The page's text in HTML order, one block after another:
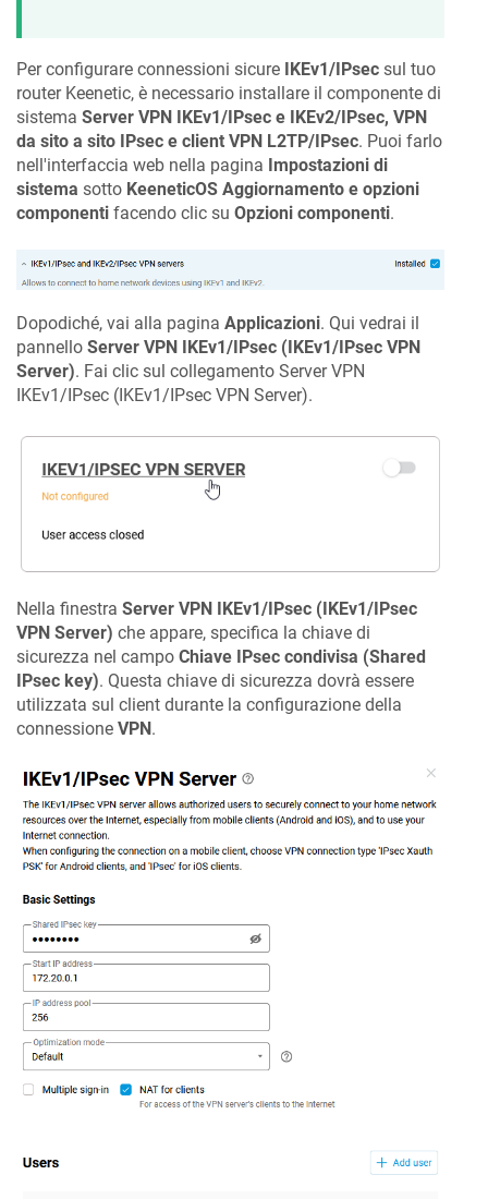
Per configurare connessioni sicure IKEv1/IPsec sul tuo
router Keenetic, è necessario installare il componente di
sistema Server VPN IKEv1/IPsec e IKEv2/IPsec, VPN
da sito a sito IPsec e client VPN L2TP/IPsec. Puoi farlo
nell'interfaccia web nella pagina Impostazioni di
sistema sotto KeeneticOS Aggiornamento e opzioni
componenti facendo clic su Opzioni componenti.
Dopodiché, vai alla pagina Applicazioni. Qui vedrai il
pannello Server VPN IKEv1/IPsec (IKEv1/IPsec VPN
Server). Fai clic sul collegamento Server VPN
IKEv1/IPsec (IKEv1/IPsec VPN Server).
Nella finestra Server VPN IKEv1/IPsec (IKEv1/IPsec
VPN Server) che appare, specifica la chiave di
sicurezza nel campo Chiave IPsec condivisa (Shared
IPsec key). Questa chiave di sicurezza dovrà essere
utilizzata sul client durante la configurazione della
connessione VPN.